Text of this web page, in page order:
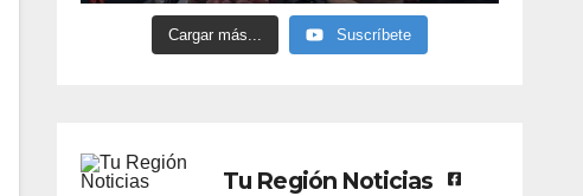
Cargar más... Suscríbete
Tu Región Noticias